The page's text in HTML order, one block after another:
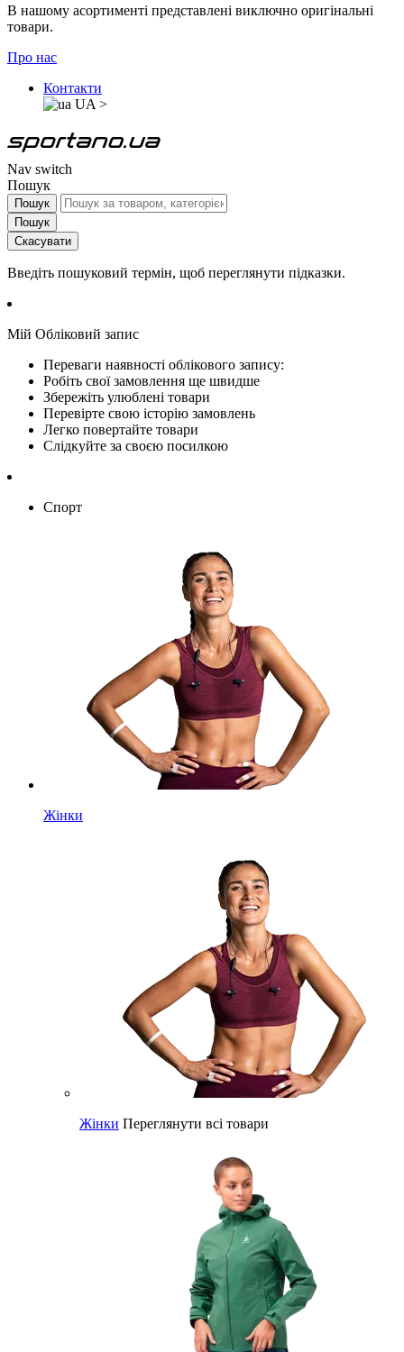
В нашому асортименті представлені виключно оригінальні
товари.
Про нас
Контакти
UA >
Nav switch
Пошук
Пошук
Пошук
Скасувати
Введіть пошуковий термін, щоб переглянути підказки.
Мій Обліковий запис
Переваги наявності облікового запису:
Робіть свої замовлення ще швидше
Збережіть улюблені товари
Перевірте свою історію замовлень
Легко повертайте товари
Слідкуйте за своєю посилкою
Спорт
Жінки
Жінки Переглянути всі товари